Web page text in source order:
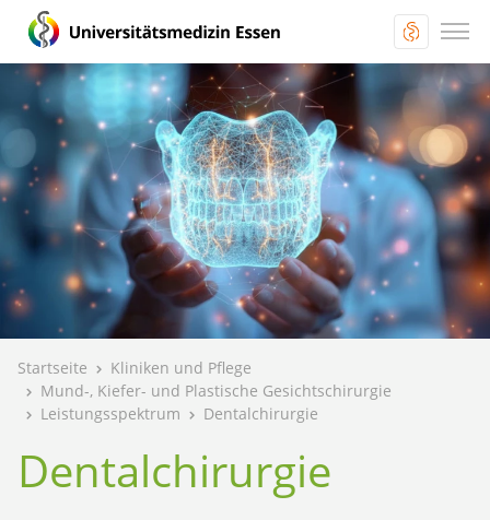
Startseite
Kliniken und Pflege
Mund-, Kiefer- und Plastische Gesichtschirurgie
Leistungsspektrum
Dentalchirurgie
Dentalchirurgie